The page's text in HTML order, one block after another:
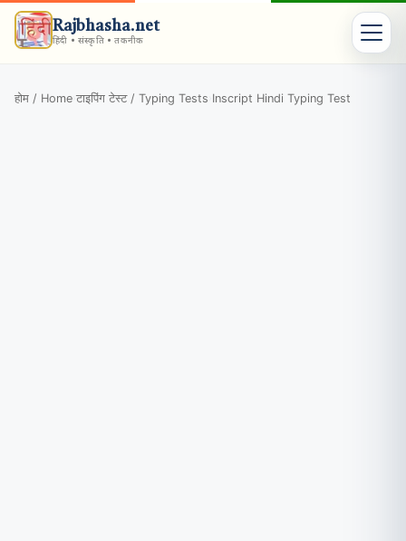
Rajbhasha.net
हिंदी • संस्कृति • तकनीक
होम / Home टाइपिंग टेस्ट / Typing Tests Inscript Hindi Typing Test